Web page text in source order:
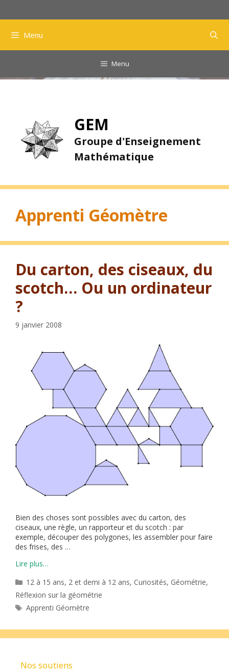
Menu
Menu
GEM
Groupe d'Enseignement
Mathématique
Apprenti Géomètre
Du carton, des ciseaux, du
scotch… Ou un ordinateur
?
9 janvier 2008
Bien des choses sont possibles avec du carton, des
ciseaux, une règle, un rapporteur et du scotch : par
exemple, découper des polygones, les assembler pour faire
des frises, des …
Lire plus…
Catégories
12 à 15 ans, 2 et demi à 12 ans, Curiosités, Géométrie,
Réflexion sur la géométrie
Étiquettes
Apprenti Géomètre
Nos soutiens